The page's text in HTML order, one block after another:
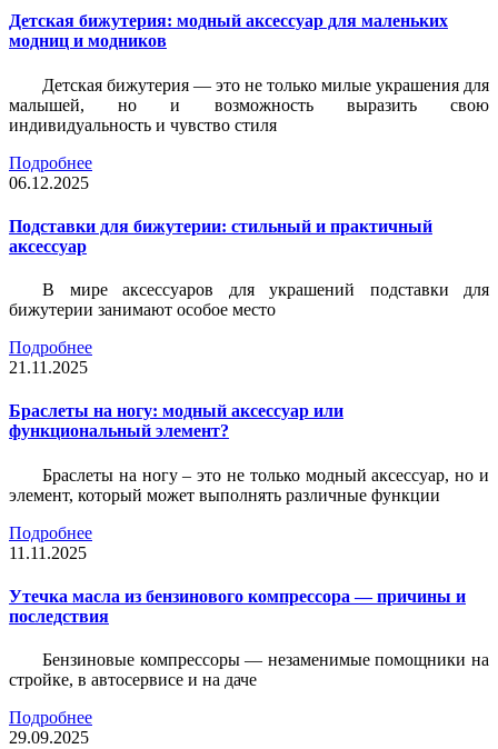
Детская бижутерия: модный аксессуар для маленьких
модниц и модников
Детская бижутерия — это не только милые украшения для
малышей, но и возможность выразить свою
индивидуальность и чувство стиля
Подробнее
06.12.2025
Подставки для бижутерии: стильный и практичный
аксессуар
В мире аксессуаров для украшений подставки для
бижутерии занимают особое место
Подробнее
21.11.2025
Браслеты на ногу: модный аксессуар или
функциональный элемент?
Браслеты на ногу – это не только модный аксессуар, но и
элемент, который может выполнять различные функции
Подробнее
11.11.2025
Утечка масла из бензинового компрессора — причины и
последствия
Бензиновые компрессоры — незаменимые помощники на
стройке, в автосервисе и на даче
Подробнее
29.09.2025